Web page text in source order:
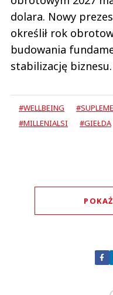
dolara. Nowy
określił rok
budowania
stabilizację biznesu.
#WELLBEING
#MILLENIALSI
#GIEŁDA
Nie
Zostaw